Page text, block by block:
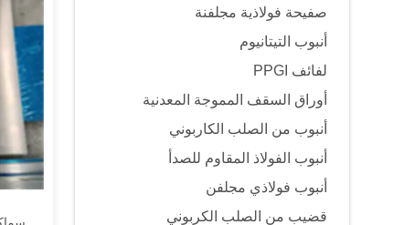
صفيحة فولاذية مجلفنة
أنبوب التيتانيوم
لفائف PPGI
أوراق السقف المموجة المعدنية
أنبوب من الصلب الكاربوني
أنبوب الفولاذ المقاوم للصدأ
أنبوب فولاذي مجلفن
قضيب من الصلب الكربوني